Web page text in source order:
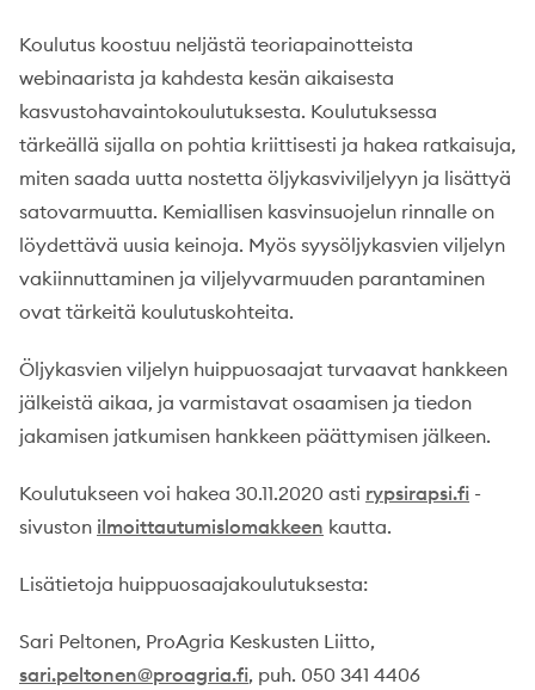
Koulutus koostuu neljästä teoriapainotteista
webinaarista ja kahdesta kesän aikaisesta
kasvustohavaintokoulutuksesta. Koulutuksessa
tärkeällä sijalla on pohtia kriittisesti ja hakea ratkaisuja,
miten saada uutta nostetta öljykasviviljelyyn ja lisättyä
satovarmuutta. Kemiallisen kasvinsuojelun rinnalle on
löydettävä uusia keinoja. Myös syysöljykasvien viljelyn
vakiinnuttaminen ja viljelyvarmuuden parantaminen
ovat tärkeitä koulutuskohteita.
Öljykasvien viljelyn huippuosaajat turvaavat hankkeen
jälkeistä aikaa, ja varmistavat osaamisen ja tiedon
jakamisen jatkumisen hankkeen päättymisen jälkeen.
Koulutukseen voi hakea 30.11.2020 asti rypsirapsi.fi -
sivuston ilmoittautumislomakkeen kautta.
Lisätietoja huippuosaajakoulutuksesta:
Sari Peltonen, ProAgria Keskusten Liitto,
sari.peltonen@proagria.fi, puh. 050 341 4406